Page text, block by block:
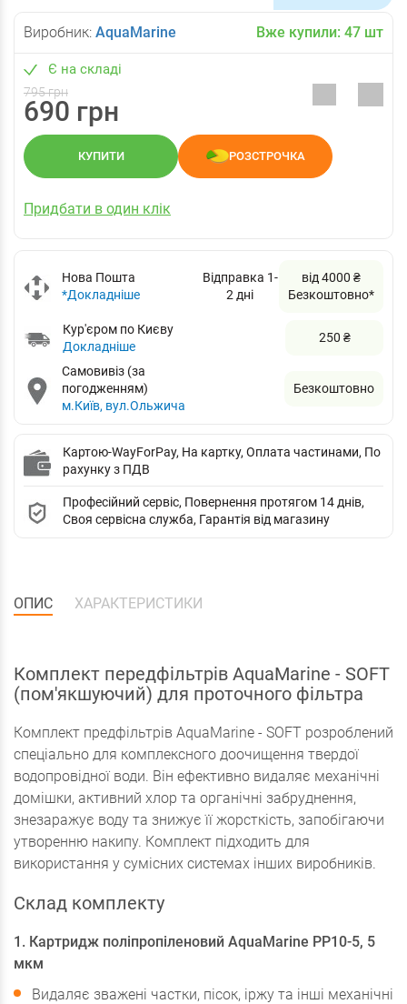
Виробник: AquaMarine Вже купили: 47 шт
Є на складі
795 грн
690 грн
КУПИТИ РОЗСТРОЧКА
Придбати в один клік
Нова Пошта
*Докладніше
Відправка 1-
2 дні
від 4000 ₴
Безкоштовно*
Кур'єром по Києву
Докладніше
250 ₴
Самовивіз (за
погодженням)
м.Київ, вул.Ольжича
Безкоштовно
Картою-WayForPay, На картку, Оплата частинами, По
рахунку з ПДВ
Професійний сервіс, Повернення протягом 14 днів,
Своя сервісна служба, Гарантія від магазину
ОПИС ХАРАКТЕРИСТИКИ
Комплект передфільтрів AquaMarine - SOFT
(пом'якшуючий) для проточного фільтра
Комплект предфільтрів AquaMarine - SOFT розроблений
спеціально для комплексного доочищення твердої
водопровідної води. Він ефективно видаляє механічні
домішки, активний хлор та органічні забруднення,
знезаражує воду та знижує її жорсткість, запобігаючи
утворенню накипу. Комплект підходить для
використання у сумісних системах інших виробників.
Склад комплекту
1. Картридж поліпропіленовий AquaMarine PP10-5, 5
мкм
Видаляє зважені частки, пісок, іржу та інші механічні